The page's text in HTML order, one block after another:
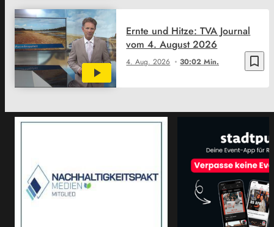
bookmark_border
4. Aug. 2026 30:02 Min.
Ernte und Hitze: TVA Journal
vom 4. August 2026